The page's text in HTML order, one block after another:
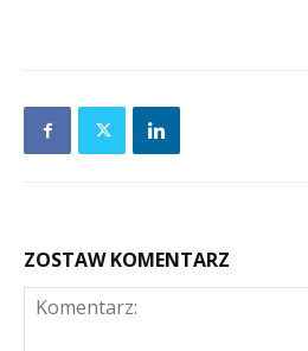
ZOSTAW KOMENTARZ